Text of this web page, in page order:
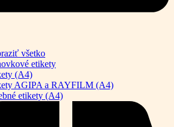
všetko
etikety
(A4)
AGIPA a RAYFILM (A4)
etikety (A4)